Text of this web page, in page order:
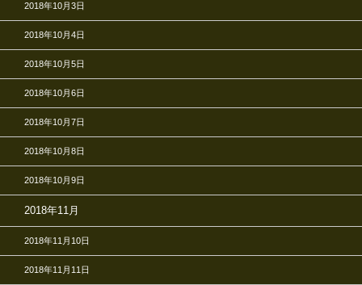
2018年10月3日
2018年10月4日
2018年10月5日
2018年10月6日
2018年10月7日
2018年10月8日
2018年10月9日
2018年11月
2018年11月10日
2018年11月11日